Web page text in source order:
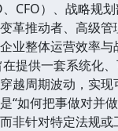
、CFO）、战略规
革推动者、高级
业整体运营效率
提供一套系统化
越周期波动，实
“如何把事做对并
非针对特定法规或